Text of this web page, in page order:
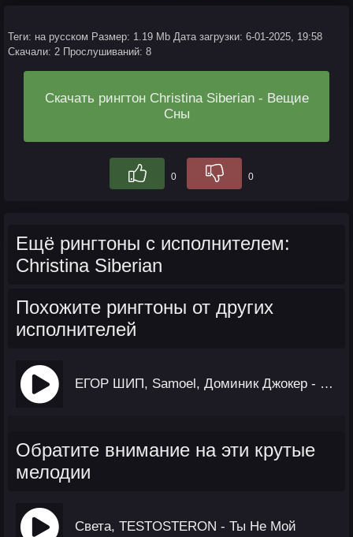
Теги: на русском Размер: 1.19 Mb Дата загрузки: 6-01-2025, 19:58
Скачали: 2 Прослушиваний: 8
Скачать рингтон Christina Siberian - Вещие
Сны
0 0
Ещё рингтоны с исполнителем:
Christina Siberian
Похожите рингтоны от других
исполнителей
ЕГОР ШИП, Samoel, Доминик Джокер - Малиновые Сны
Обратите внимание на эти крутые
мелодии
Света, TESTOSTERON - Ты Не Мой